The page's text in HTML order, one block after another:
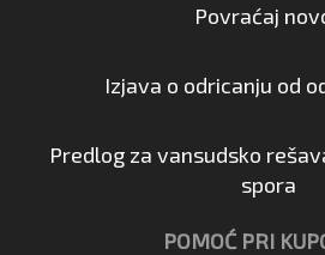
Povraćaj
Izjava o odricanju od
Predlog za vansudsko
spora
POMOĆ PRI